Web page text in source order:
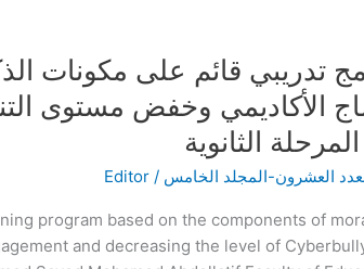
تدريبي قائم على مكونات
الأكاديمي وخفض مستوى
الثانوية
العشرون-المجلد الخامس /
Editor
program based on the components of
and decreasing the level of